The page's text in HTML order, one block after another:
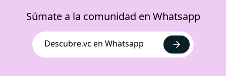
Súmate a la comunidad en Whatsapp
Descubre.vc en Whatsapp